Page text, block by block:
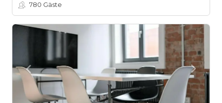
780 Gäste